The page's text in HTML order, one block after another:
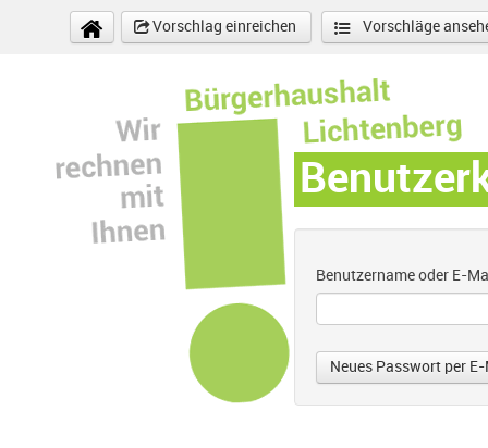
Direkt zum Inhalt
Vorschlag einreichen
Vorschläge
Benutzername oder E-